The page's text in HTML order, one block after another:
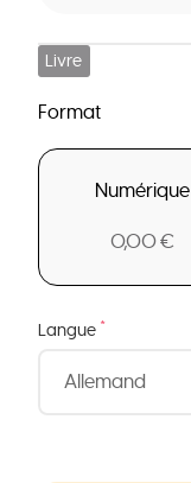
Livre
Format
Numérique
0,00 €
Langue *